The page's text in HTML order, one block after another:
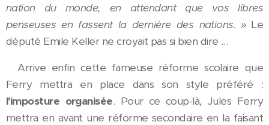
nation du monde, en attendant que vos libres
penseuses en fassent la dernière des nations. »Le
député Emile Keller ne croyait pas si bien dire …
Arrive enfin cette fameuse réforme scolaire que
Ferry mettra en place dans son style préféré :
l'imposture organisée. Pour ce coup-là, Jules Ferry
mettra en avant une réforme secondaire en la faisant